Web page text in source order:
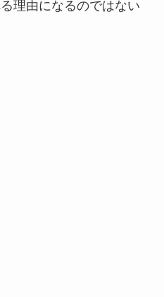
理由になるのではない